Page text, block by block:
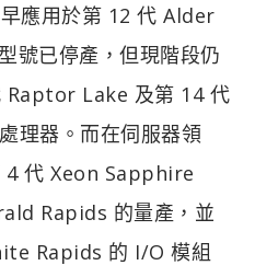
應用於第 12 代 Alder
號已停產，但現階段仍
Lake 及第 14 代
理器。而在伺服器領
代 Xeon Sapphire
Rapids 的量產，並
Rapids 的 I/O 模組